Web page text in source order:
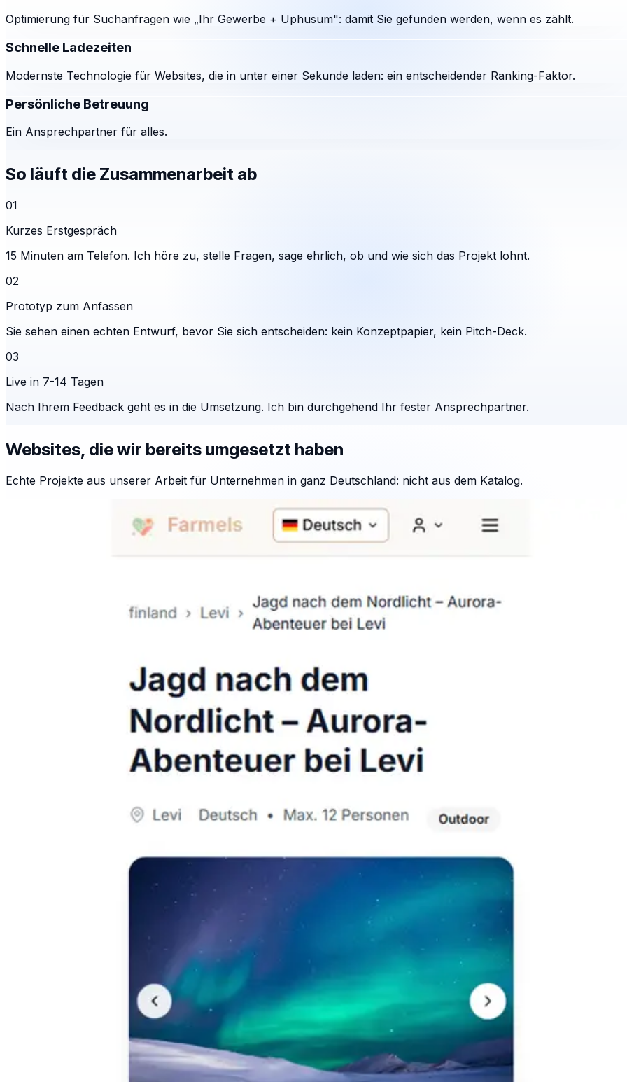
Optimierung für Suchanfragen wie „Ihr Gewerbe + Uphusum": damit Sie gefunden werden, wenn es zählt.
Schnelle Ladezeiten
Modernste Technologie für Websites, die in unter einer Sekunde laden: ein entscheidender Ranking-Faktor.
Persönliche Betreuung
Ein Ansprechpartner für alles.
So läuft die Zusammenarbeit ab
01
Kurzes Erstgespräch
15 Minuten am Telefon. Ich höre zu, stelle Fragen, sage ehrlich, ob und wie sich das Projekt lohnt.
02
Prototyp zum Anfassen
Sie sehen einen echten Entwurf, bevor Sie sich entscheiden: kein Konzeptpapier, kein Pitch-Deck.
03
Live in 7-14 Tagen
Nach Ihrem Feedback geht es in die Umsetzung. Ich bin durchgehend Ihr fester Ansprechpartner.
Websites, die wir bereits umgesetzt haben
Echte Projekte aus unserer Arbeit für Unternehmen in ganz Deutschland: nicht aus dem Katalog.